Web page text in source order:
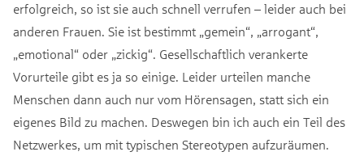
erfolgreich, so ist sie auch schnell verrufen – leider auch bei
anderen Frauen. Sie ist bestimmt „gemein“, „arrogant“,
„emotional“ oder „zickig“. Gesellschaftlich verankerte
Vorurteile gibt es ja so einige. Leider urteilen manche
Menschen dann auch nur vom Hörensagen, statt sich ein
eigenes Bild zu machen. Deswegen bin ich auch ein Teil des
Netzwerkes, um mit typischen Stereotypen aufzuräumen.